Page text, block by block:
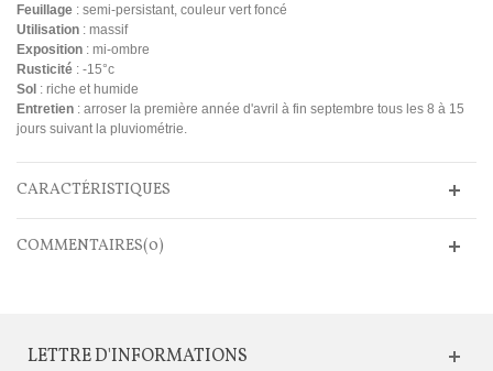
Feuillage : semi-persistant, couleur vert foncé
Utilisation : massif
Exposition : mi-ombre
Rusticité : -15°c
Sol : riche et humide
Entretien : arroser la première année d'avril à fin septembre tous les 8 à 15
jours suivant la pluviométrie.
CARACTÉRISTIQUES
COMMENTAIRES(0)
LETTRE D'INFORMATIONS